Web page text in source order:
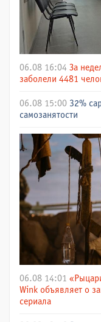
06.08 16:04 За
заболели 4481
06.08 15:00 32%
самозанятости
06.08 14:01
Wink объявляет о
сериала